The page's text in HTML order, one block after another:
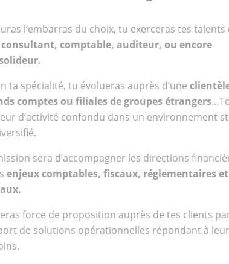
l’embarras du choix, tu exerceras tes
consultant, comptable, auditeur, ou encore
ta spécialité, tu évolueras auprès d’une
comptes ou filiales de groupes étrangers
d’activité confondu dans un environnement
sera d’accompagner les directions
enjeux comptables, fiscaux, réglementaires et
force de proposition auprès de tes clients
de solutions opérationnelles répondant à